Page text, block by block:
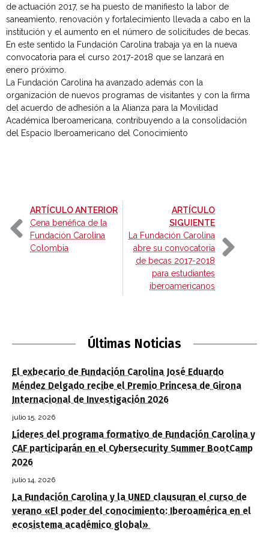
de actuación 2017, se ha puesto de manifiesto la labor de
saneamiento, renovación y fortalecimiento llevada a cabo en la
institución y el aumento en el número de solicitudes de becas.
En este sentido la Fundación Carolina trabaja ya en la nueva
convocatoria para el curso 2017-2018 que se lanzará en
enero próximo.
La Fundación Carolina ha avanzado además con la
organización de nuevos programas de visitantes y con la firma
del acuerdo de adhesión a la Alianza para la Movilidad
Académica Iberoamericana, contribuyendo a la consolidación
del Espacio Iberoamericano del Conocimiento
ARTÍCULO ANTERIOR-
Cena benéfica de la
Fundación Carolina
Colombia
ARTÍCULO
SIGUIENTE-
La Fundación Carolina
abre su convocatoria
de becas 2017-2018
para estudiantes
iberoamericanos
Últimas Noticias
El exbecario de Fundación Carolina José Eduardo
Méndez Delgado recibe el Premio Princesa de Girona
Internacional de Investigación 2026
julio 15, 2026
Líderes del programa formativo de Fundación Carolina y
CAF participarán en el Cybersecurity Summer BootCamp
2026
julio 14, 2026
La Fundación Carolina y la UNED clausuran el curso de
verano «El poder del conocimiento: Iberoamérica en el
ecosistema académico global»